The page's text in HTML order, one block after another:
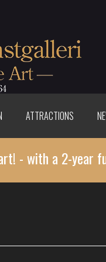
ATTRACTIONS
- with a 2-year